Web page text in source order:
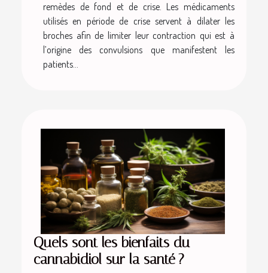
remèdes de fond et de crise. Les médicaments
utilisés en période de crise servent à dilater les
broches afin de limiter leur contraction qui est à
l’origine des convulsions que manifestent les
patients...
Quels sont les bienfaits du
cannabidiol sur la santé ?